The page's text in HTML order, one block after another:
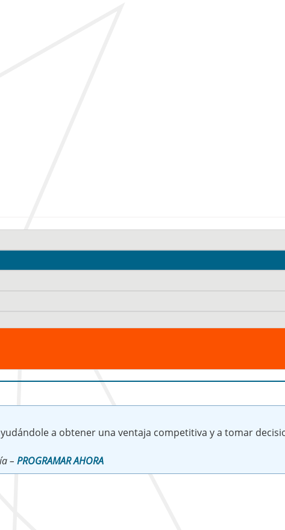
a obtener una ventaja competitiva y a tomar
– PROGRAMAR AHORA